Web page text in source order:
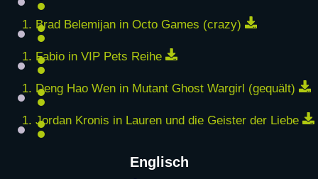
Brad Belemijan in Octo Games (crazy) Download
Fabio in VIP Pets Reihe Download
Deng Hao Wen in Mutant Ghost Wargirl (gequält)
Jordan Kronis in Lauren und die Geister der Liebe
Englisch